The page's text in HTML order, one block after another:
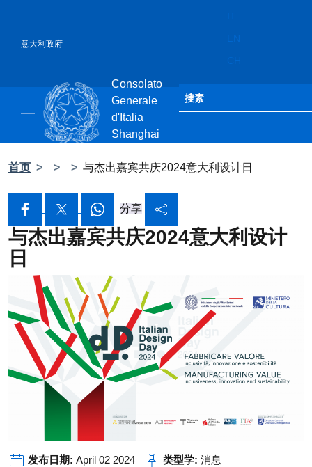
意大利政府
IT
EN
CH
标题站点、社交和菜单
Consolato
Generale
d'Italia
Shanghai
Il sito ufficiale del Consolato Generale
在网站中搜索
首页 > > > 与杰出嘉宾共庆2024意大利设计日
在脸书上分享分享到Twitter在 Whatsapp 上分享
分享
与杰出嘉宾共庆2024意大利设计
日
发布日期: April 02 2024 类型学: 消息